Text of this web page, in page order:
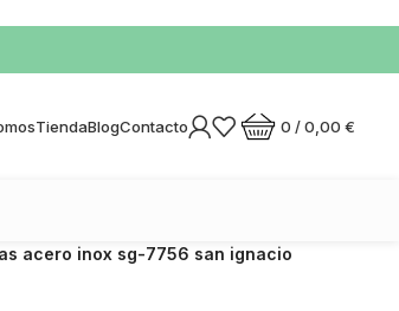
TiendaBlogContacto 0 /0,00 €
acero inox sg-7756 san ignacio